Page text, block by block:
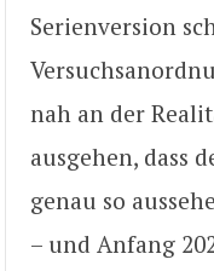
Serienversion
nah an der
ausgehen, dass
genau so
– und Anfang